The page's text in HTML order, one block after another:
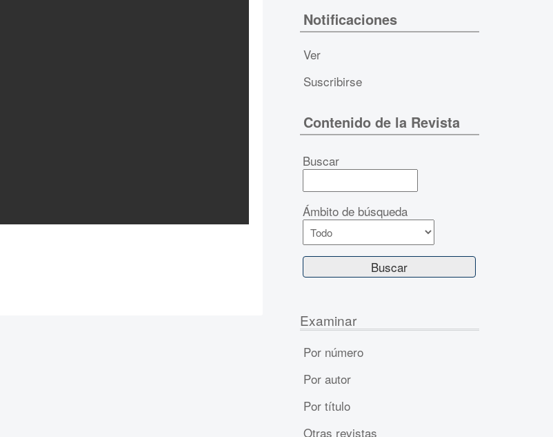
Notificaciones
Ver
Suscribirse
Contenido de la Revista
Buscar
Ámbito de búsqueda
Examinar
Por número
Por autor
Por título
Otras revistas